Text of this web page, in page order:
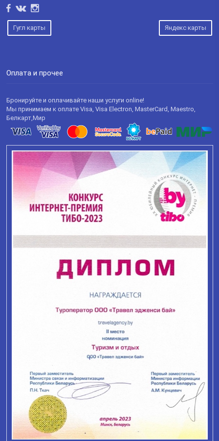
Гугл карты Яндекс карты
Оплата и прочее
Бронируйте и оплачивайте наши услуги online!
Мы принимаем к оплате Visa, Visa Electron, MasterCard, Maestro,
Белкарт,Мир